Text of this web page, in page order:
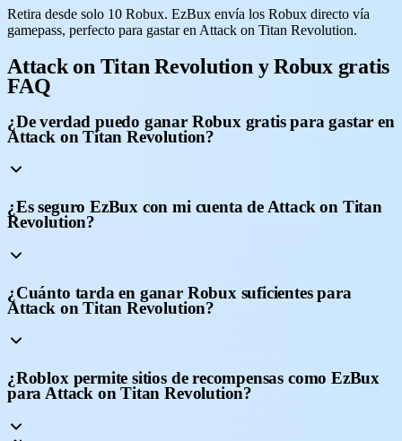
Retira desde solo 10 Robux. EzBux envía los Robux directo vía
gamepass, perfecto para gastar en Attack on Titan Revolution.
Attack on Titan Revolution y Robux gratis
FAQ
¿De verdad puedo ganar Robux gratis para gastar en
Attack on Titan Revolution?
¿Es seguro EzBux con mi cuenta de Attack on Titan
Revolution?
¿Cuánto tarda en ganar Robux suficientes para
Attack on Titan Revolution?
¿Roblox permite sitios de recompensas como EzBux
para Attack on Titan Revolution?